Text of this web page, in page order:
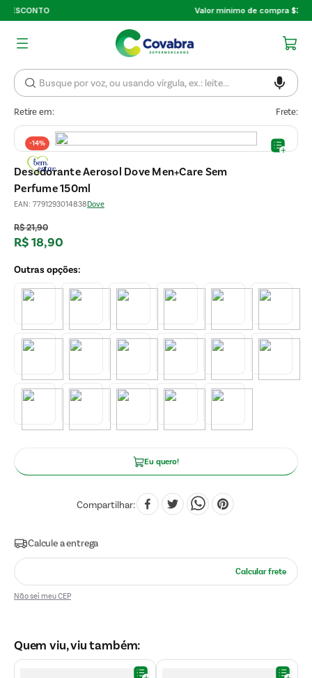
Valor mínimo de compra $30
Retire em: Frete:
-14%
Desodorante Aerosol Dove Men+Care Sem
Perfume 150ml
EAN: 7791293014838Dove
R$21,90
R$18,90
Eu quero!
Compartilhar
Não sei meu CEP
Quem viu, viu também: